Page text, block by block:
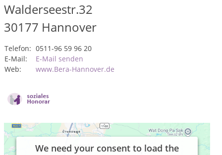
Walderseestr.32
30177 Hannover
Telefon: 0511-96 59 96 20
E-Mail:
E-Mail senden
Web:
www.Bera-Hannover.de
We need your consent to load the